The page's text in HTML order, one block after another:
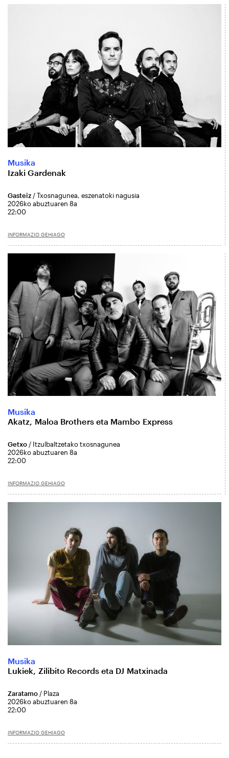
Musika
Izaki Gardenak
Gasteiz / Txosnagunea, eszenatoki nagusia
2026ko abuztuaren 8a
22:00
INFORMAZIO GEHIAGO
Musika
Akatz, Maloa Brothers eta Mambo Express
Getxo/ Itzulbaltzetako txosnagunea
2026ko abuztuaren 8a
22:00
INFORMAZIO GEHIAGO
Musika
Lukiek, Zilibito Records eta DJ Matxinada
Zaratamo / Plaza
2026ko abuztuaren 8a
22:00
INFORMAZIO GEHIAGO